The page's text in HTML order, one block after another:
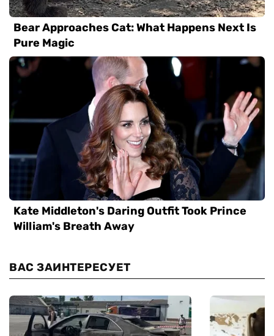
ВАС ЗАИНТЕРЕСУЕТ